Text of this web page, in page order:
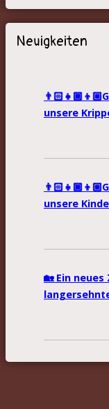
Neuigkeiten
unsere
unsere
🏡 Ein